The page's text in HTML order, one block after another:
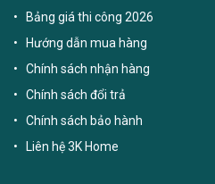
Bảng giá thi công 2026
Hướng dẫn mua hàng
Chính sách nhận hàng
Chính sách đổi trả
Chính sách bảo hành
Liên hệ 3K Home